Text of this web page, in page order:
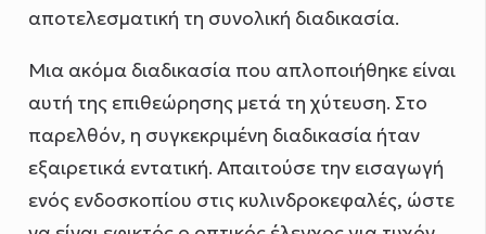
αποτελεσματική τη συνολική διαδικασία.
Μια ακόμα διαδικασία που απλοποιήθηκε είναι
αυτή της επιθεώρησης μετά τη χύτευση. Στο
παρελθόν, η συγκεκριμένη διαδικασία ήταν
εξαιρετικά εντατική. Απαιτούσε την εισαγωγή
ενός ενδοσκοπίου στις κυλινδροκεφαλές, ώστε